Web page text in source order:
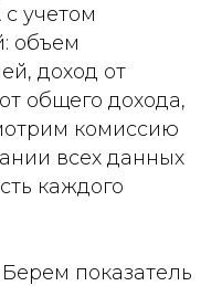
учетом
объем
доход от
общего дохода,
комиссию
всех данных
каждого
Берем показатель